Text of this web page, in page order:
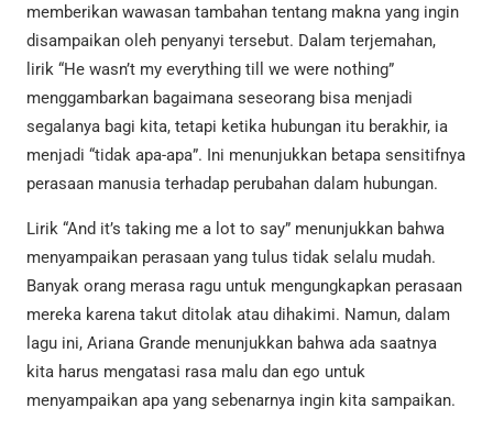
memberikan wawasan tambahan tentang makna yang ingin
disampaikan oleh penyanyi tersebut. Dalam terjemahan,
lirik “He wasn’t my everything till we were nothing”
menggambarkan bagaimana seseorang bisa menjadi
segalanya bagi kita, tetapi ketika hubungan itu berakhir, ia
menjadi “tidak apa-apa”. Ini menunjukkan betapa sensitifnya
perasaan manusia terhadap perubahan dalam hubungan.
Lirik “And it’s taking me a lot to say” menunjukkan bahwa
menyampaikan perasaan yang tulus tidak selalu mudah.
Banyak orang merasa ragu untuk mengungkapkan perasaan
mereka karena takut ditolak atau dihakimi. Namun, dalam
lagu ini, Ariana Grande menunjukkan bahwa ada saatnya
kita harus mengatasi rasa malu dan ego untuk
menyampaikan apa yang sebenarnya ingin kita sampaikan.